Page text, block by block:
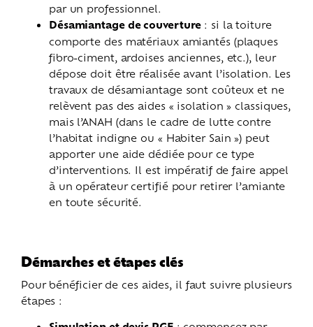
par un professionnel.
Désamiantage de couverture : si la toiture
comporte des matériaux amiantés (plaques
fibro-ciment, ardoises anciennes, etc.), leur
dépose doit être réalisée avant l’isolation. Les
travaux de désamiantage sont coûteux et ne
relèvent pas des aides « isolation » classiques,
mais l’ANAH (dans le cadre de lutte contre
l’habitat indigne ou « Habiter Sain ») peut
apporter une aide dédiée pour ce type
d’interventions. Il est impératif de faire appel
à un opérateur certifié pour retirer l’amiante
en toute sécurité.
Démarches et étapes clés
Pour bénéficier de ces aides, il faut suivre plusieurs
étapes :